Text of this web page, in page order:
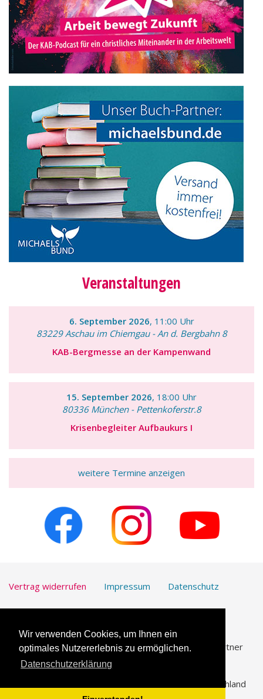
Wir verwenden Cookies, um Ihnen ein
optimales Nutzererlebnis zu ermöglichen.
Datenschutzerklärung
Veranstaltungen
6. September 2026, 11:00 Uhr
83229 Aschau im Chiemgau - An d. Bergbahn 8
KAB-Bergmesse an der Kampenwand
15. September 2026, 18:00 Uhr
80336 München - Pettenkoferstr.8
Krisenbegleiter Aufbaukurs I
weitere Termine anzeigen
Vertrag widerrufen Impressum Datenschutz
UmfrageOnline.com ist unser vertrauenswürdiger Partner
für dieErstellung von Online-Umfragen
© 2026 Katholische Arbeitnehmer-Bewegung Deutschland